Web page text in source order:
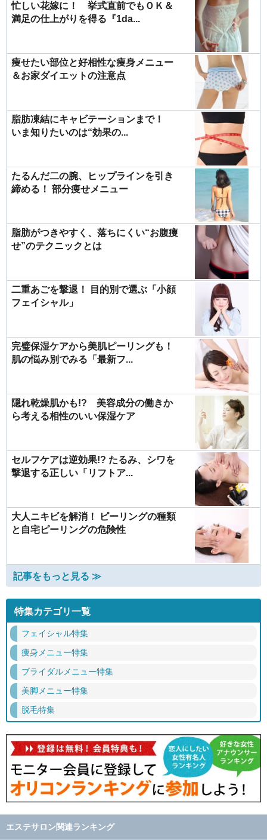
忙しい花嫁に！ 挙式直前でもＯＫ＆
満足の仕上がりを得る『1da...
痩せたい部位と好相性な痩身メニュー
＆お家ダイエットの注意点
脂肪凍結にキャビテーションまで！
いま知りたいのは“効果の...
たるんだ二の腕、ヒップラインを引き
締める！ 部分痩せメニュー
脂肪がつきやすく、落ちにくい“お腹痩
せ”のテクニックとは
二重あごを撃退！ 目的別で選ぶ「小顔
フェイシャル」
完璧保湿ケアから美肌ピーリングも！
肌の悩み別でみる「最新フ...
隠れ乾燥肌かも!? 美容成分の働きか
ら考える相性のいい保湿ケア
セルフケアは逆効果!? たるみ、シワを
撃退する正しい「リフトア...
大人ニキビを解消！ ピーリングの種類
と自宅ピーリングの危険性
記事をもっと見る ≫
特集カテゴリ一覧
フェイシャル特集
痩身メニュー特集
ブライダルメニュー特集
美脚メニュー特集
脱毛特集
エステサロン関連ランキング